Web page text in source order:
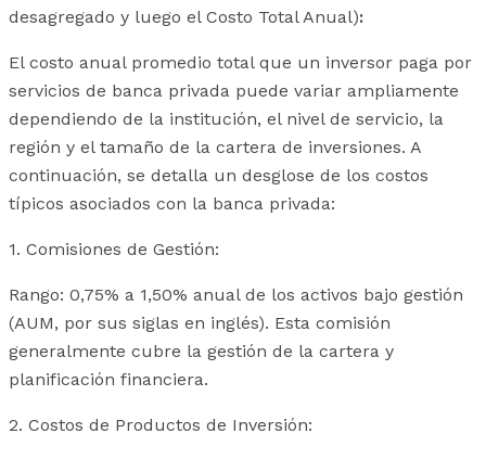
desagregado y luego el Costo Total Anual):
El costo anual promedio total que un inversor paga por
servicios de banca privada puede variar ampliamente
dependiendo de la institución, el nivel de servicio, la
región y el tamaño de la cartera de inversiones. A
continuación, se detalla un desglose de los costos
típicos asociados con la banca privada:
1. Comisiones de Gestión:
Rango: 0,75% a 1,50% anual de los activos bajo gestión
(AUM, por sus siglas en inglés). Esta comisión
generalmente cubre la gestión de la cartera y
planificación financiera.
2. Costos de Productos de Inversión: